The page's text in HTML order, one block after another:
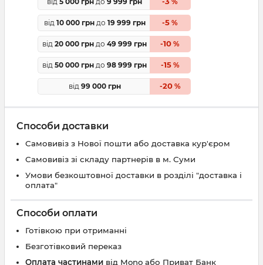
від 10 000 грндо 19 999 грн -5 %
від 20 000 грн до 49 999 грн -10 %
від 50 000 грн до 98 999 грн -15%
від 99 000 грн -20%
Способи доставки
Самовивіз з Нової пошти або доставка кур'єром
Самовивіз зі складу партнерів в м. Суми
Умови безкоштовної доставки в розділі "доставка і
оплата"
Способи оплати
Готівкою при отриманні
Безготівковий переказ
Оплата частинами від Mono або Приват Банк